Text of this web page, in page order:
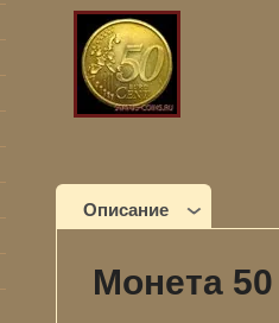
Описание
Монета